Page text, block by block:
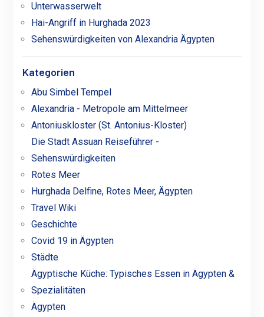
Unterwasserwelt
Hai-Angriff in Hurghada 2023
Sehenswürdigkeiten von Alexandria Ägypten
Kategorien
Abu Simbel Tempel
Alexandria - Metropole am Mittelmeer
Antoniuskloster (St. Antonius-Kloster)
Die Stadt Assuan Reiseführer -
Sehenswürdigkeiten
Rotes Meer
Hurghada Delfine, Rotes Meer, Ägypten
Travel Wiki
Geschichte
Covid 19 in Ägypten
Städte
Ägyptische Küche: Typisches Essen in Ägypten &
Spezialitäten
Ägypten